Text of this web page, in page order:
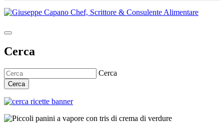
Cerca
Cerca
Cerca